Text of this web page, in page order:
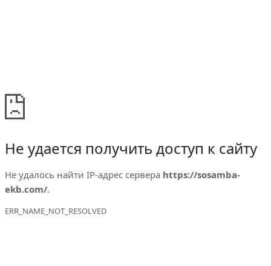
Не удается получить доступ к сайту
Не удалось найти IP-адрес сервера https://sosamba-
ekb.com/.
ERR_NAME_NOT_RESOLVED